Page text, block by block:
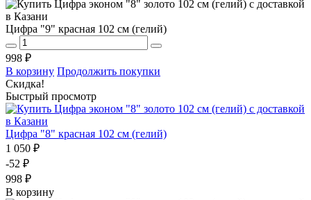
Цифра "9" красная 102 см (гелий)
998 ₽
В корзину Продолжить покупки
Скидка!
Быстрый просмотр
Цифра "8" красная 102 см (гелий)
1 050 ₽
-52 ₽
998 ₽
В корзину